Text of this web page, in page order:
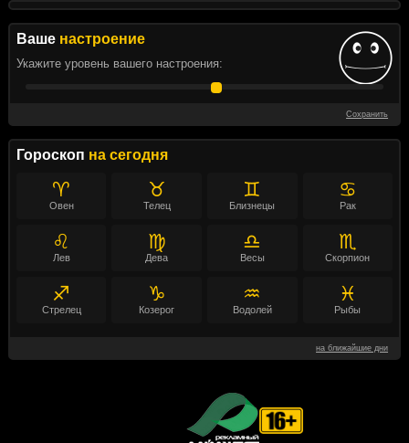
Ваше настроение
Укажите уровень вашего настроения:
Сохранить
Гороскоп на сегодня
♈
Овен
♉
Телец
♊
Близнецы
♋
Рак
♌
Лев
♍
Дева
♎
Весы
♏
Скорпион
♐
Стрелец
♑
Козерог
♒
Водолей
♓
Рыбы
на ближайшие дни